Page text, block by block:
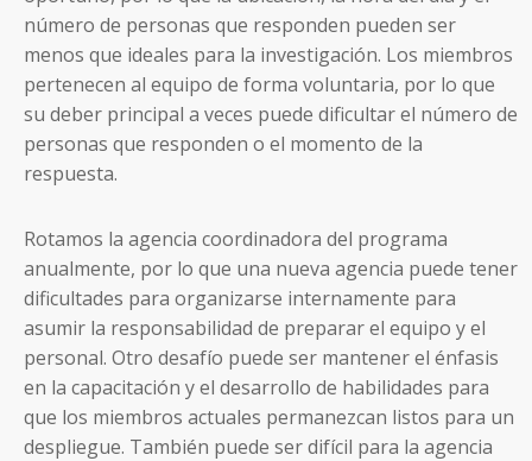
número de personas que responden pueden ser
menos que ideales para la investigación. Los miembros
pertenecen al equipo de forma voluntaria, por lo que
su deber principal a veces puede dificultar el número de
personas que responden o el momento de la
respuesta.
Rotamos la agencia coordinadora del programa
anualmente, por lo que una nueva agencia puede tener
dificultades para organizarse internamente para
asumir la responsabilidad de preparar el equipo y el
personal. Otro desafío puede ser mantener el énfasis
en la capacitación y el desarrollo de habilidades para
que los miembros actuales permanezcan listos para un
despliegue. También puede ser difícil para la agencia